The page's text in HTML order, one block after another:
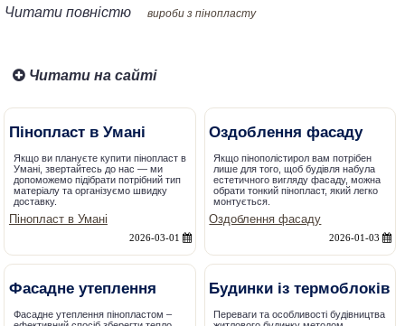
Читати повністю вироби з пінопласту
Читати на сайті
Пінопласт в Умані
Якщо ви плануєте купити пінопласт в
Умані, звертайтесь до нас — ми
допоможемо підібрати потрібний тип
матеріалу та організуємо швидку
доставку.
Пінопласт в Умані
2026-03-01
Оздоблення фасаду
Якщо пінополістирол вам потрібен
лише для того, щоб будівля набула
естетичного вигляду фасаду, можна
обрати тонкий пінопласт, який легко
монтується.
Оздоблення фасаду
2026-01-03
Фасадне утеплення
Фасадне утеплення пінопластом –
Будинки із термоблоків
Переваги та особливості будівництва